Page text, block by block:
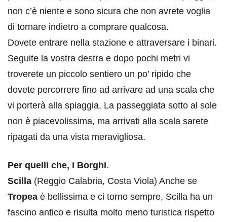
non c’è niente e sono sicura che non avrete voglia
di tornare indietro a comprare qualcosa.
Dovete entrare nella stazione e attraversare i binari.
Seguite la vostra destra e dopo pochi metri vi
troverete un piccolo sentiero un po’ ripido che
dovete percorrere fino ad arrivare ad una scala che
vi porterà alla spiaggia. La passeggiata sotto al sole
non è piacevolissima, ma arrivati alla scala sarete
ripagati da una vista meravigliosa.
Per quelli che, i Borghi.
Scilla (Reggio Calabria, Costa Viola) Anche se
Tropea è bellissima e ci torno sempre, Scilla ha un
fascino antico e risulta molto meno turistica rispetto